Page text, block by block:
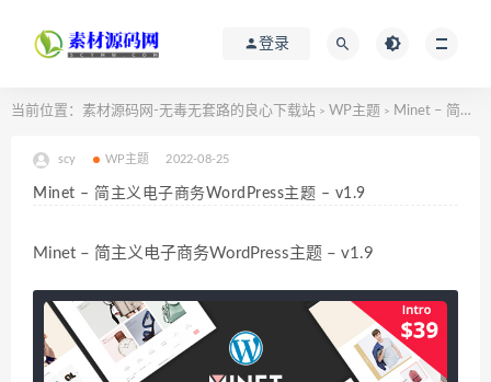
登录
当前位置： 素材源码网-无毒无套路的良心下载站 > WP主题 > Minet – 简主义电子商务WordPress主题 – v1.9
scy WP主题 2022-08-25
Minet – 简主义电子商务WordPress主题 – v1.9
Minet – 简主义电子商务WordPress主题 – v1.9